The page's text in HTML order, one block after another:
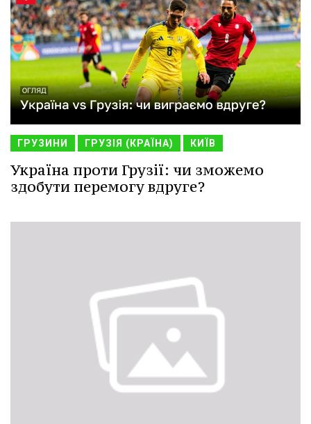
ГРУЗИНИ ГРУЗІЯ (КРАЇНА) КИЇВ
Україна проти Грузії: чи зможемо
здобути перемогу вдруге?